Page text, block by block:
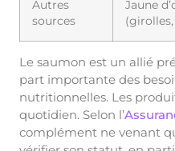
Autres
sources
Jaune
(girolles,
Le saumon est un allié
part importante des
nutritionnelles. Les
quotidien. Selon l’
complément ne venant